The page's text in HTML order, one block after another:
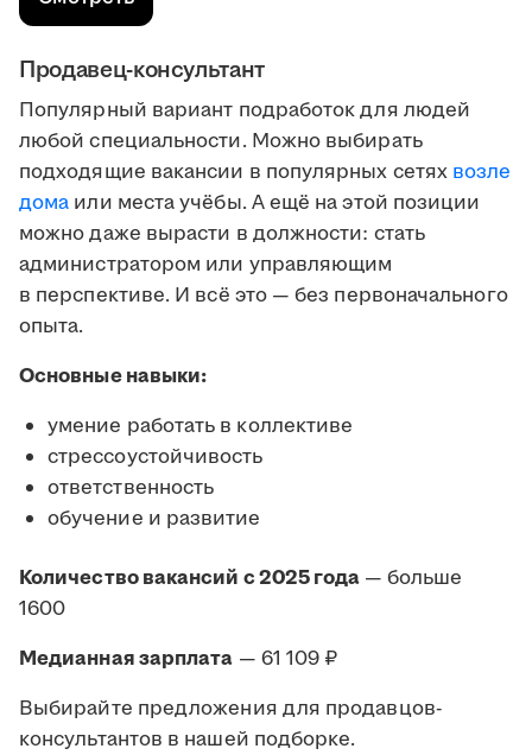
Продавец-консультант
Популярный вариант подработок для людей
любой специальности. Можно выбирать
подходящие вакансии в популярных сетях возле
дома или места учёбы. А ещё на этой позиции
можно даже вырасти в должности: стать
администратором или управляющим
в перспективе. И всё это — без первоначального
опыта.
Основные навыки:
умение работать в коллективе
стрессоустойчивость
ответственность
обучение и развитие
Количество вакансий с 2025 года — больше
1600
Медианная зарплата — 61 109 ₽
Выбирайте предложения для продавцов-
консультантов в нашей подборке.